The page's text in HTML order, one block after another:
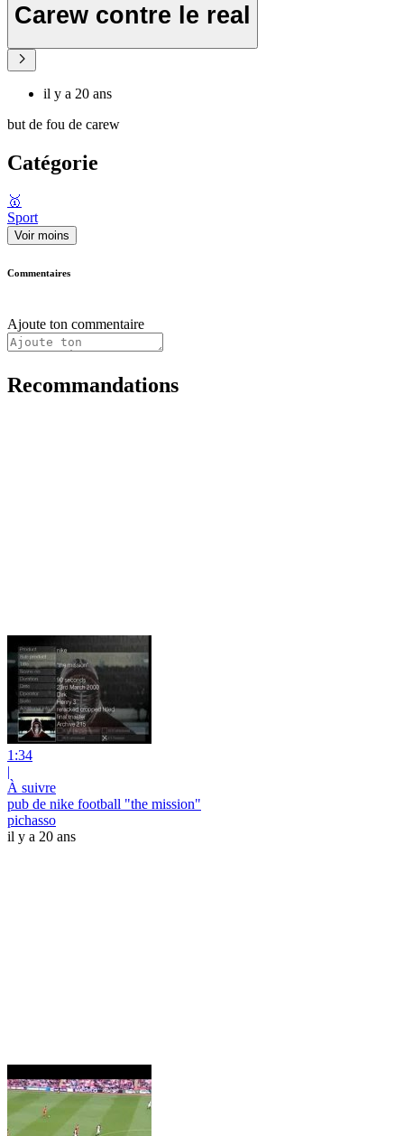
Carew contre le real
il y a 20 ans
but de fou de carew
Catégorie
🥇
Sport
Voir moins
Commentaires
Ajoute ton commentaire
Recommandations
1:34
|
À suivre
pub de nike football "the mission"
pichasso
il y a 20 ans